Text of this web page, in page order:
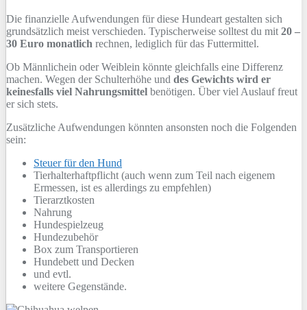
Die finanzielle Aufwendungen für diese Hundeart gestalten sich
grundsätzlich meist verschieden. Typischerweise solltest du mit 20 –
30 Euro monatlich rechnen, lediglich für das Futtermittel.
Ob Männlichein oder Weiblein könnte gleichfalls eine Differenz
machen. Wegen der Schulterhöhe und des Gewichts wird er
keinesfalls viel Nahrungsmittel benötigen. Über viel Auslauf freut
er sich stets.
Zusätzliche Aufwendungen könnten ansonsten noch die Folgenden
sein:
Steuer für den Hund
Tierhalterhaftpflicht (auch wenn zum Teil nach eigenem
Ermessen, ist es allerdings zu empfehlen)
Tierarztkosten
Nahrung
Hundespielzeug
Hundezubehör
Box zum Transportieren
Hundebett und Decken
und evtl.
weitere Gegenstände.